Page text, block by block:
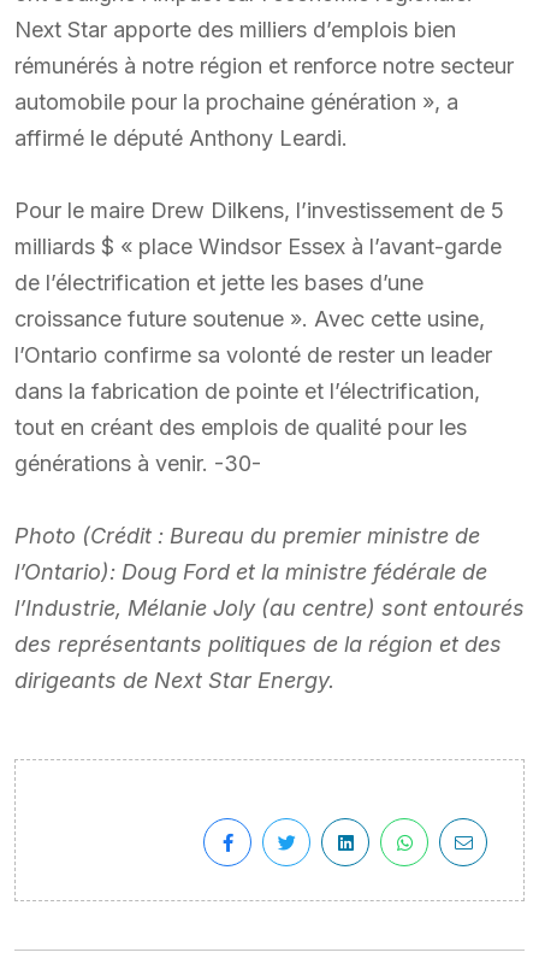
Next Star apporte des milliers d’emplois bien
rémunérés à notre région et renforce notre secteur
automobile pour la prochaine génération », a
affirmé le député Anthony Leardi.
Pour le maire Drew Dilkens, l’investissement de 5
milliards $ « place Windsor Essex à l’avant-garde
de l’électrification et jette les bases d’une
croissance future soutenue ». Avec cette usine,
l’Ontario confirme sa volonté de rester un leader
dans la fabrication de pointe et l’électrification,
tout en créant des emplois de qualité pour les
générations à venir. -30-
Photo (Crédit : Bureau du premier ministre de
l’Ontario): Doug Ford et la ministre fédérale de
l’Industrie, Mélanie Joly (au centre) sont entourés
des représentants politiques de la région et des
dirigeants de Next Star Energy.